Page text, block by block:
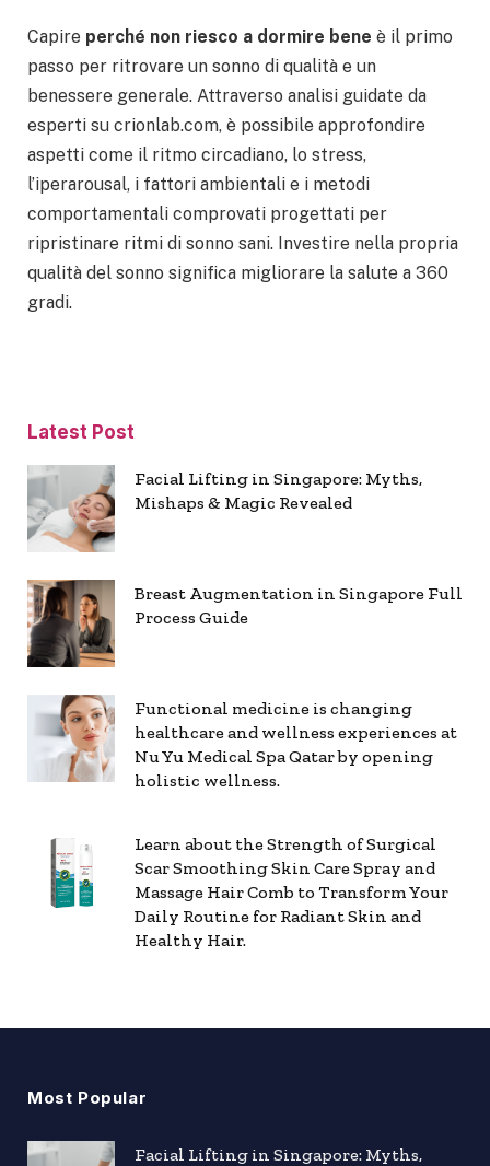
Capire perché non riesco a dormire bene è il primo
passo per ritrovare un sonno di qualità e un
benessere generale. Attraverso analisi guidate da
esperti su crionlab.com, è possibile approfondire
aspetti come il ritmo circadiano, lo stress,
l’iperarousal, i fattori ambientali e i metodi
comportamentali comprovati progettati per
ripristinare ritmi di sonno sani. Investire nella propria
qualità del sonno significa migliorare la salute a 360
gradi.
Latest Post
Facial Lifting in Singapore: Myths,
Mishaps & Magic Revealed
Breast Augmentation in Singapore Full
Process Guide
Functional medicine is changing
healthcare and wellness experiences at
Nu Yu Medical Spa Qatar by opening
holistic wellness.
Learn about the Strength of Surgical
Scar Smoothing Skin Care Spray and
Massage Hair Comb to Transform Your
Daily Routine for Radiant Skin and
Healthy Hair.
Most Popular
Facial Lifting in Singapore: Myths,